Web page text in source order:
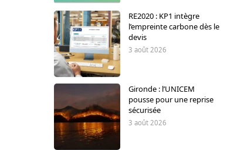
RE2020 : KP1 intègre
l’empreinte carbone dès le
devis
3 août 2026
Gironde : l’UNICEM
pousse pour une reprise
sécurisée
3 août 2026